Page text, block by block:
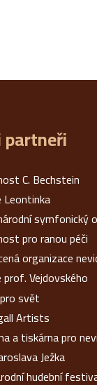
partneři
C. Bechstein
Leontinka
symfonický
pro ranou péči
organizace
prof. Vejdovského
svět
Artists
a tiskárna pro
Ježka
hudební